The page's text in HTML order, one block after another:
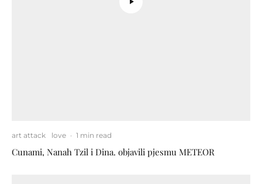
art attack love · 1 min read
Cunami, Nanah Tzil i Dina. objavili pjesmu METEOR